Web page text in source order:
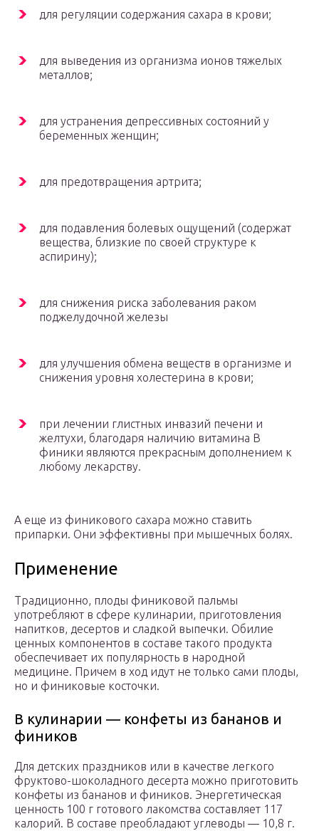
для регуляции содержания сахара в крови;
для выведения из организма ионов тяжелых
металлов;
для устранения депрессивных состояний у
беременных женщин;
для предотвращения артрита;
для подавления болевых ощущений (содержат
вещества, близкие по своей структуре к
аспирину);
для снижения риска заболевания раком
поджелудочной железы
для улучшения обмена веществ в организме и
снижения уровня холестерина в крови;
при лечении глистных инвазий печени и
желтухи, благодаря наличию витамина В
финики являются прекрасным дополнением к
любому лекарству.
А еще из финикового сахара можно ставить
припарки. Они эффективны при мышечных болях.
Применение
Традиционно, плоды финиковой пальмы
употребляют в сфере кулинарии, приготовления
напитков, десертов и сладкой выпечки. Обилие
ценных компонентов в составе такого продукта
обеспечивает их популярность в народной
медицине. Причем в ход идут не только сами плоды,
но и финиковые косточки.
В кулинарии — конфеты из бананов и
фиников
Для детских праздников или в качестве легкого
фруктово-шоколадного десерта можно приготовить
конфеты из бананов и фиников. Энергетическая
ценность 100 г готового лакомства составляет 117
калорий. В составе преобладают углеводы — 10,8 г.